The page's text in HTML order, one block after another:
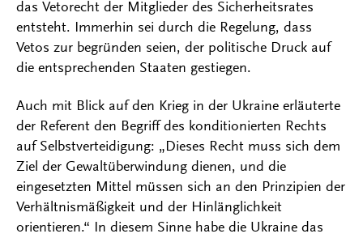
das Vetorecht der Mitglieder des Sicherheitsrates
entsteht. Immerhin sei durch die Regelung, dass
Vetos zur begründen seien, der politische Druck auf
die entsprechenden Staaten gestiegen.
Auch mit Blick auf den Krieg in der Ukraine erläuterte
der Referent den Begriff des konditionierten Rechts
auf Selbstverteidigung: „Dieses Recht muss sich dem
Ziel der Gewaltüberwindung dienen, und die
eingesetzten Mittel müssen sich an den Prinzipien der
Verhältnismäßigkeit und der Hinlänglichkeit
orientieren.“ In diesem Sinne habe die Ukraine das